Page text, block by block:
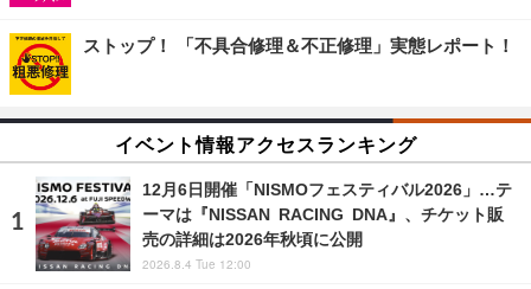
ストップ！ 「不具合修理＆不正修理」実態レポート！
イベント情報アクセスランキング
12月6日開催「NISMOフェスティバル2026」…テ
ーマは『NISSAN RACING DNA』、チケット販
売の詳細は2026年秋頃に公開
2026.8.4 Tue 12:00